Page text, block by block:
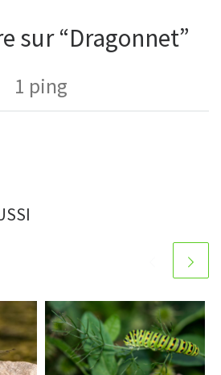
sur “Dragonnet”
1 ping